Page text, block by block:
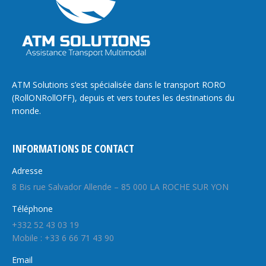
ATM Solutions s’est spécialisée dans le transport RORO
(RollONRollOFF), depuis et vers toutes les destinations du
monde.
INFORMATIONS DE CONTACT
Adresse
8 Bis rue Salvador Allende – 85 000 LA ROCHE SUR YON
Téléphone
+332 52 43 03 19
Mobile : +33 6 66 71 43 90
Email